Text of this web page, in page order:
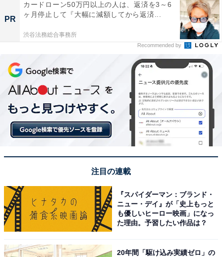
回答者のコメントを見ると「古くから地域の人々に親し
まれている神社で、季節ごとの祭事や美しい社殿を通し
て伝統文化に触れられそうだから」（30代女性／石川
県）、「岐阜城観光と併せて参拝したい場所だからで
す」（40代女性／鹿児島県）、「岐阜市の中心にあり、
地元の人々から厚く信仰されている神社です。歴史も古
く、御朱印は力強い筆致で魅力的です。参拝の思い出と
して残したいと感じました」（40代男性／北海道）とい
った声がありました。
次ページ
10位までの全ランキング結果を見
PR
カードローン50万円以上の人は、返済を3～6
ヶ月停止して『大幅に減額してから返済...
渋谷法務総合事務所
Recommended by
注目の連載
『スパイダーマン：ブランド・
ニュー・デイ』が「史上もっと
も優しいヒーロー映画」になっ
た理由。予習したい作品は？
20年間「駆け込み実績ゼロ」の